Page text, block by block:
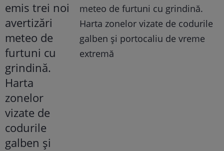
meteo de furtuni cu grindină.
Harta zonelor vizate de codurile
galben și portocaliu de vreme
extremă